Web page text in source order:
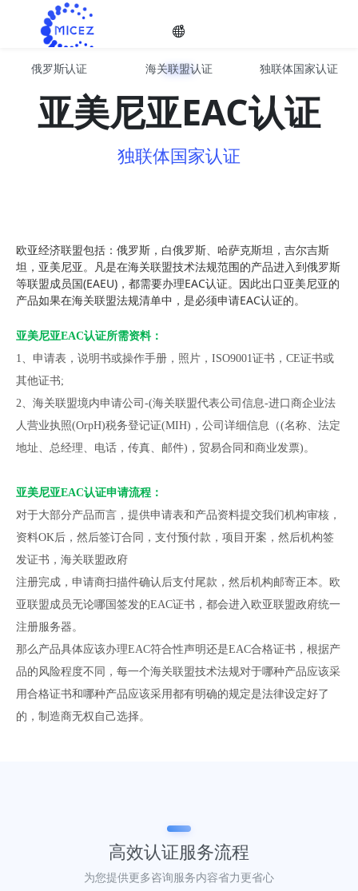
语种
欧亚经济联盟EAC认证服务
俄罗斯认证 海关联盟认证 独联体国家认证
亚美尼亚EAC认证
独联体国家认证
欧亚经济联盟包括：俄罗斯，白俄罗斯、哈萨克斯坦，吉尔吉斯
坦，亚美尼亚。凡是在海关联盟技术法规范围的产品进入到俄罗斯
等联盟成员国(EAEU)，都需要办理EAC认证。因此出口亚美尼亚的
产品如果在海关联盟法规清单中，是必须申请EAC认证的。
亚美尼亚EAC认证所需资料：
1、申请表，说明书或操作手册，照片，ISO9001证书，CE证书或
其他证书;
2、海关联盟境内申请公司-(海关联盟代表公司信息-进口商企业法
人营业执照(OrpH)税务登记证(MIH)，公司详细信息（(名称、法定
地址、总经理、电话，传真、邮件)，贸易合同和商业发票)。
亚美尼亚EAC认证申请流程：
对于大部分产品而言，提供申请表和产品资料提交我们机构审核，
资料OK后，然后签订合同，支付预付款，项目开案，然后机构签
发证书，海关联盟政府
注册完成，申请商扫描件确认后支付尾款，然后机构邮寄正本。欧
亚联盟成员无论哪国签发的EAC证书，都会进入欧亚联盟政府统一
注册服务器。
那么产品具体应该办理EAC符合性声明还是EAC合格证书，根据产
品的风险程度不同，每一个海关联盟技术法规对于哪种产品应该采
用合格证书和哪种产品应该采用都有明确的规定是法律设定好了
的，制造商无权自己选择。
高效认证服务流程
为您提供更多咨询服务内容省力更省心